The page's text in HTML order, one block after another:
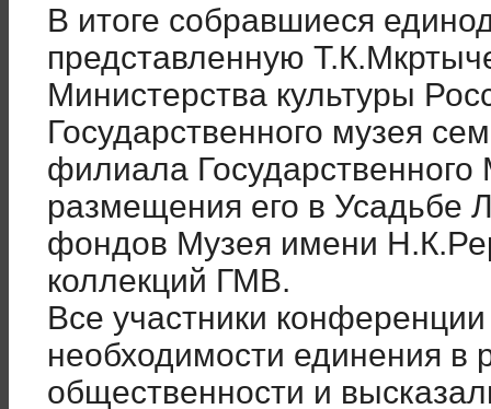
В итоге собравшиеся
представленную
Министерства культуры
Государственного музея
филиала
размещения его в Усадьбе
фондов Музея имени
коллекций ГМВ.
Все участники
необходимости единения в
общественности и